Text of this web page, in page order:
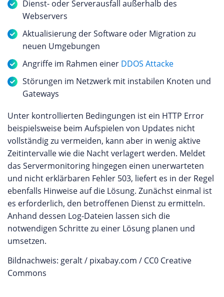
Dienst- oder Serverausfall außerhalb des
Webservers
Aktualisierung der Software oder Migration zu
neuen Umgebungen
Angriffe im Rahmen einer DDOS Attacke
Störungen im Netzwerk mit instabilen Knoten und
Gateways
Unter kontrollierten Bedingungen ist ein HTTP Error
beispielsweise beim Aufspielen von Updates nicht
vollständig zu vermeiden, kann aber in wenig aktive
Zeitintervalle wie die Nacht verlagert werden. Meldet
das Servermonitoring hingegen einen unerwarteten
und nicht erklärbaren Fehler 503, liefert es in der Regel
ebenfalls Hinweise auf die Lösung. Zunächst einmal ist
es erforderlich, den betroffenen Dienst zu ermitteln.
Anhand dessen Log-Dateien lassen sich die
notwendigen Schritte zu einer Lösung planen und
umsetzen.
Bildnachweis: geralt / pixabay.com / CC0 Creative
Commons